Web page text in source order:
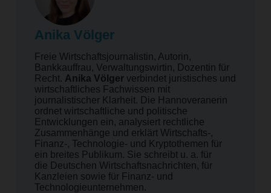
Anika Völger
Freie Wirtschaftsjournalistin, Autorin,
Bankkauffrau, Verwaltungswirtin, Dozentin für
Recht. Anika Völgerverbindet juristisches und
wirtschaftliches Fachwissen mit
journalistischer Klarheit. Die Hannoveranerin
ordnet wirtschaftliche und politische
Entwicklungen ein, analysiert rechtliche
Zusammenhänge und erklärt Wirtschafts-,
Finanz-, Technologie- und Kryptothemen für
ein breites Publikum. Sie schreibt u. a. für
die Deutschen Wirtschaftsnachrichten, für
Kanzleien sowie für Finanz- und
Technologieunternehmen.